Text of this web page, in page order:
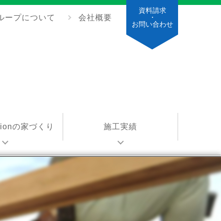
資料請求
・
お問い合わせ
ープについて 会社概要
の家づくり 施工実績